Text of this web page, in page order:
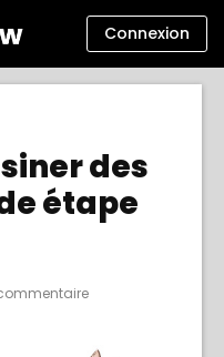
Connexion
des
étape